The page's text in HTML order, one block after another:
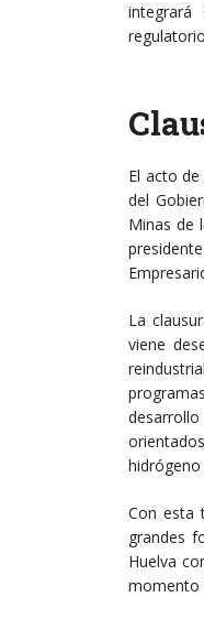
integrará
El acto
del
Minas de
La
viene
hidrógeno
Con esta
grandes
Huelva
momento